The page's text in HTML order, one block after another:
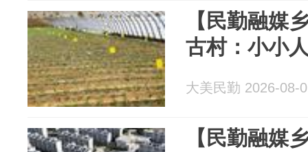
【民勤融媒
古村：小小
大美民勤 2026-08-
【民勤融媒